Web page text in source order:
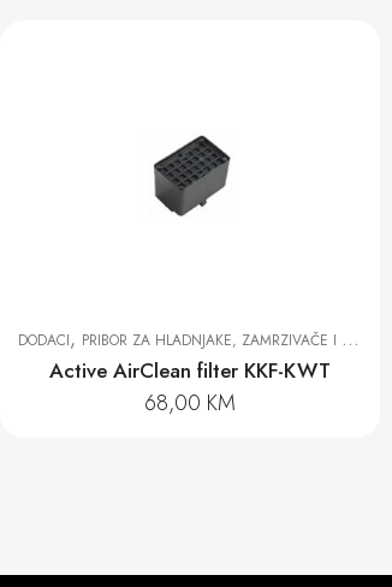
,PRIBOR ZA HLADNJAKE, ZAMRZIVAČE I VINSKE HLADNJAKE
Active AirClean filter KKF-KWT
KM